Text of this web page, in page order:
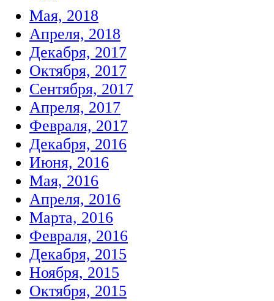
Мая, 2018
Апреля, 2018
Декабря, 2017
Октября, 2017
Сентября, 2017
Апреля, 2017
Февраля, 2017
Декабря, 2016
Июня, 2016
Мая, 2016
Апреля, 2016
Марта, 2016
Февраля, 2016
Декабря, 2015
Ноября, 2015
Октября, 2015